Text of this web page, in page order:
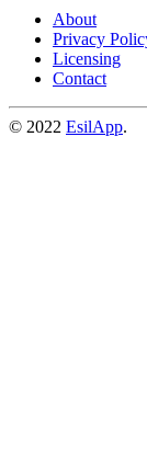
About
Privacy
Licensing
Contact
© 2022 EsilApp.